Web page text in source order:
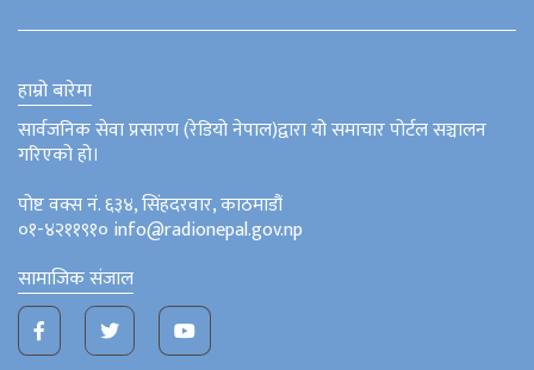
हाम्रो बारेमा
सार्वजनिक सेवा प्रसारण (रेडियो नेपाल)द्वारा यो समाचार पोर्टल सञ्चालन
गरिएको हो।
पोष्ट वक्स नं. ६३४, सिंहदरवार, काठमाडौं
०१-४२११९१० info@radionepal.gov.np
सामाजिक संजाल